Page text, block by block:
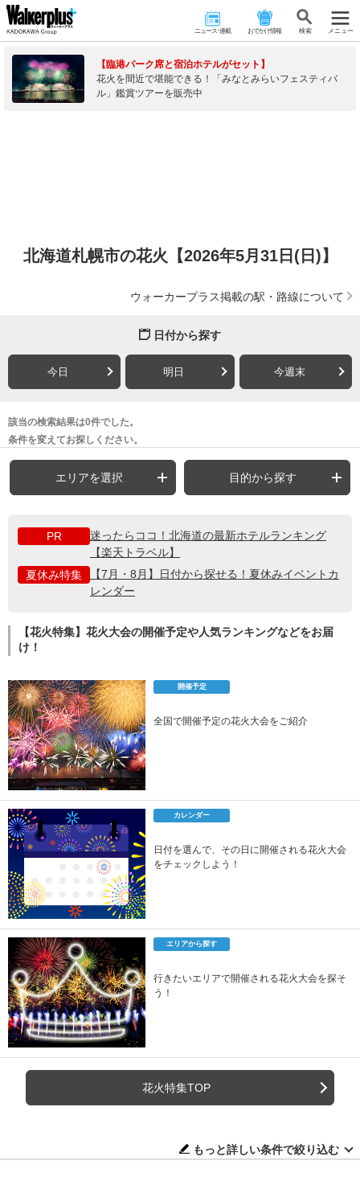
ニュース･連載 おでかけ情報 検 索 メニュー
【臨港パーク席と宿泊ホテルがセット】
花火を間近で堪能できる！「みなとみらいフェスティバ
ル」鑑賞ツアーを販売中
北海道札幌市の花火【2026年5月31日(日)】
ウォーカープラス掲載の駅・路線について
日付から探す
今日 明日 今週末
該当の検索結果は0件でした。
条件を変えてお探しください。
エリアを選択 目的から探す
PR
迷ったらココ！北海道の最新ホテルランキング
【楽天トラベル】
夏休み特集
【7月・8月】日付から探せる！夏休みイベントカ
レンダー
【花火特集】花火大会の開催予定や人気ランキングなどをお届
け！
開催予定
全国で開催予定の花火大会をご紹介
カレンダー
日付を選んで、その日に開催される花火大会
をチェックしよう！
エリアから探す
行きたいエリアで開催される花火大会を探そ
う！
花火特集TOP
もっと詳しい条件で絞り込む